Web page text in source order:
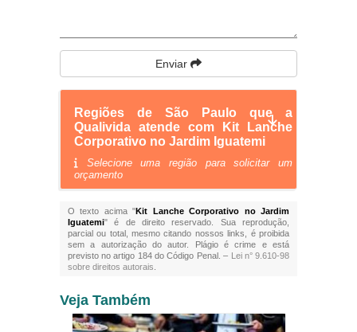
Enviar
Regiões de São Paulo que a
Qualivida atende com Kit Lanche
Corporativo no Jardim Iguatemi
Selecione uma região para solicitar um
orçamento
O texto acima "Kit Lanche Corporativo no Jardim
Iguatemi" é de direito reservado. Sua reprodução,
parcial ou total, mesmo citando nossos links, é proibida
sem a autorização do autor. Plágio é crime e está
previsto no artigo 184 do Código Penal. – Lei n° 9.610-98
sobre direitos autorais
Veja Também